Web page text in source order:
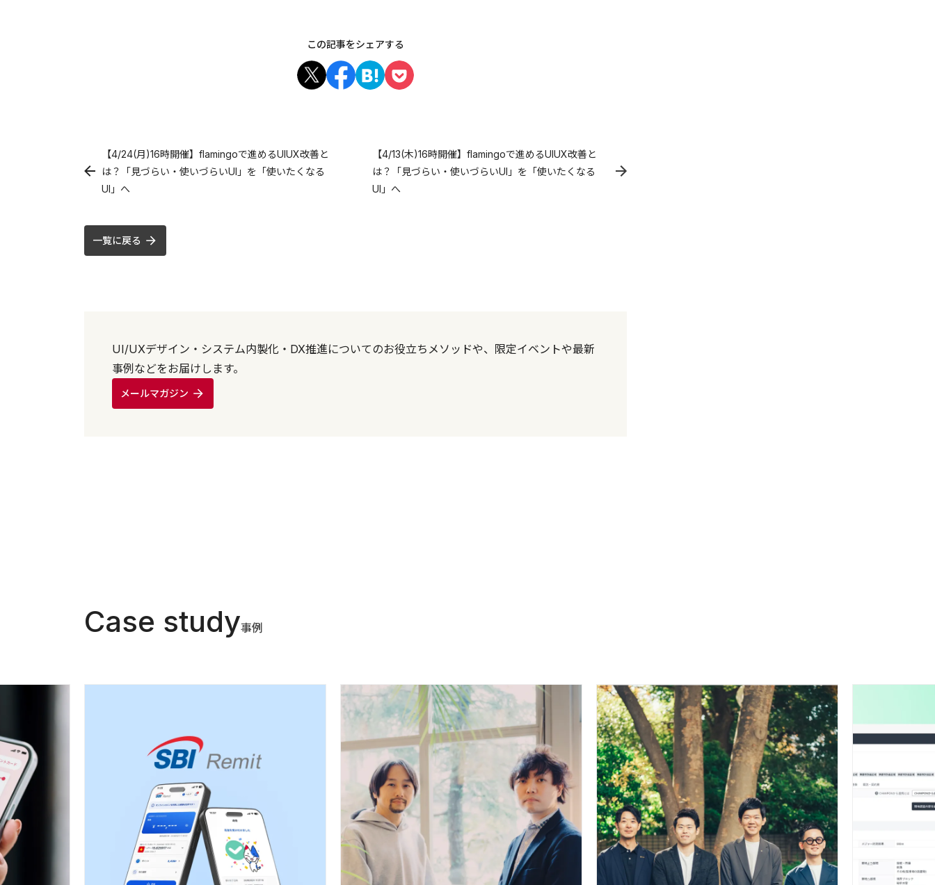
この記事をシェアする
【4/24(月)16時開催】flamingoで進めるUIUX改善と
は？「見づらい・使いづらいUI」を「使いたくなる
UI」へ
【4/13(木)16時開催】flamingoで進めるUIUX改善と
は？「見づらい・使いづらいUI」を「使いたくなる
UI」へ
一覧に戻る
UI/UXデザイン・システム内製化・DX推進についてのお役立ちメソッドや、限定イベントや最新
事例などをお届けします。
メールマガジン
Case study事例